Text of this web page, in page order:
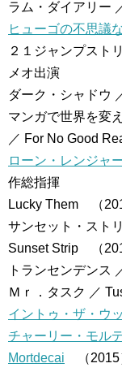
ラム・ダイアリ
ヒューゴの不思議
２１ジャンプス
メオ出演
ダーク・シャド
マンガで世界を変
／ For No Good
ローン・レンジャ
作総指揮
Lucky Them （
サンセット・スト
Sunset Strip （
トランセンデンス
Ｍｒ．タスク ／
イントゥ・ザ・ウ
チャーリー・モル
Mortdecai （